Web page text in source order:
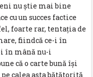
nu știe mai bine
cu un succes factice
foarte rar, tentația de
fiindcă ce-i în
în mână nu-i
că o carte bună își
calea asta bătătorită